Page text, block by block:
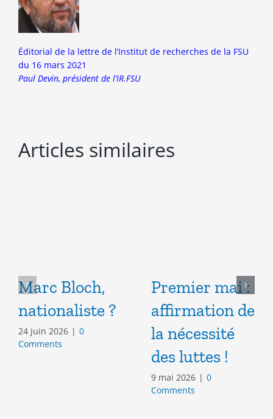
Éditorial de la lettre de l’Institut de recherches de la FSU
du 16 mars 2021
Paul Devin, président de l’IR.FSU
Articles similaires
Marc Bloch,
nationaliste ?
24 juin 2026 | 0
Comments
Premier mai :
affirmation de
la nécessité
des luttes !
9 mai 2026 | 0
Comments